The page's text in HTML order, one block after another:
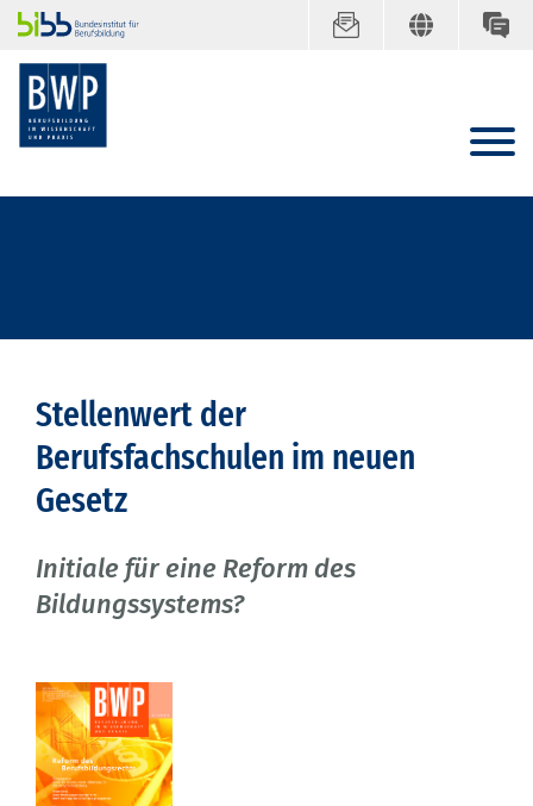
Stellenwert der
Berufsfachschulen im neuen
Gesetz
Initiale für eine Reform des
Bildungssystems?